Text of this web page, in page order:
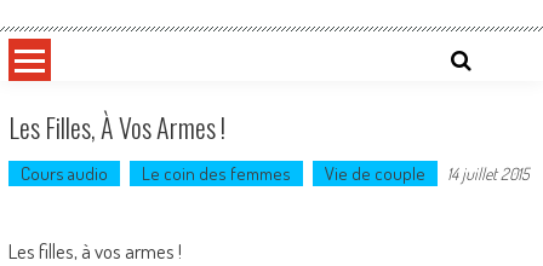
Les Filles, À Vos Armes !
Cours audio Le coin des femmes Vie de couple 14 juillet 2015
Les filles, à vos armes !